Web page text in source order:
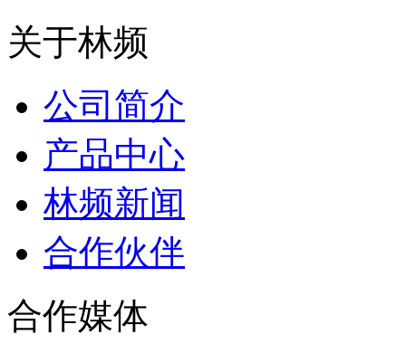
关于林频
公司简介
产品中心
林频新闻
合作伙伴
合作媒体